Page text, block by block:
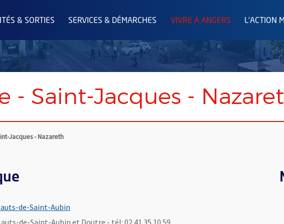
& SORTIES SERVICES & DÉMARCHES VIVRE À ANGERS L'ACTION
- Saint-Jacques -
Jacques - Nazareth
de-Saint-Aubin
de-Saint-Aubin et Doutre - tél: 02 41 35 10 59